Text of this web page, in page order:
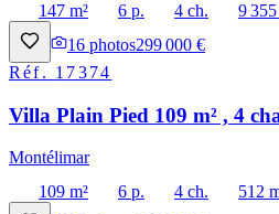
147 m²
6 p. 4 ch.
9 355
16 photos299 000 €
Réf. 17374
Villa Plain Pied 109 m² , 4
Montélimar
109 m²
6 p. 4 ch.
512